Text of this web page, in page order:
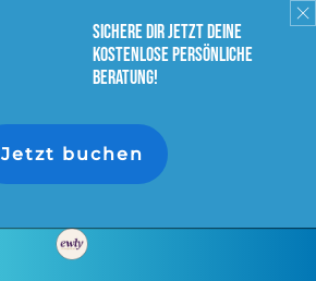
sichere dir jetzt deine
Kostenlose persönliche
Beratung!
Jetzt buchen